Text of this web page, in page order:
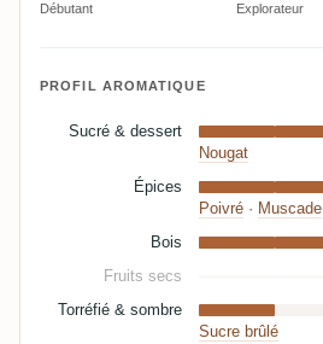
Débutant Explorateur
PROFIL AROMATIQUE
Sucré & dessert
Nougat
Épices
Poivré · Muscade
Bois
Fruits secs
Torréfié & sombre
Sucre brûlé